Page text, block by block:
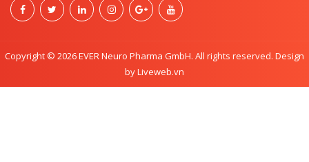
Copyright © 2026 EVER Neuro Pharma GmbH. All rights reserved. Design
by Liveweb.vn